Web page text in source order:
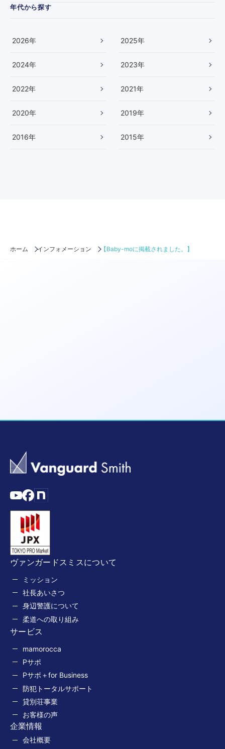
オ
ー
中
】
年代から探す
2026年 2025年
2024年 2023年
2022年 2021年
2020年 2019年
2016年 2015年
ホーム インフォメーション 【Baby-moに掲載されました。】
ヴァンガードスミスについて
ミッション
社長あいさつ
身辺警護について
柔道への取り組み
サービス
mamorocca
Pサポ
Pサポ＋for Business
防犯トータルサポート
貸別荘事業
お客様の声
企業情報
会社概要